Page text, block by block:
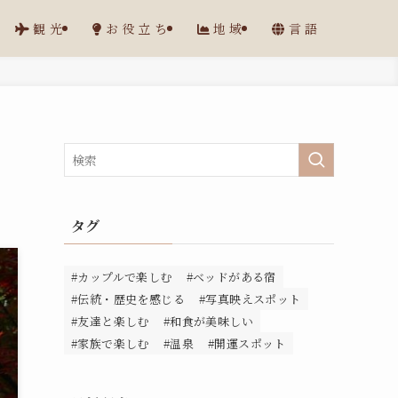
観光 お役立ち 地域 言語
タグ
#カップルで楽しむ
#ベッドがある宿
#伝統・歴史を感じる
#写真映えスポット
#友達と楽しむ
#和食が美味しい
#家族で楽しむ
#温泉 #開運スポット